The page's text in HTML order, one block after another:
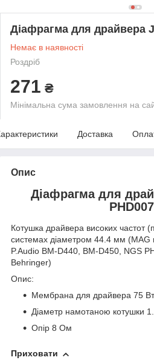
Діафрагма для драйвера
Немає в наявності
Роздріб
271 ₴
Мінімальна сума замовлення на
Доставка
Опис
Діафрагма для
Котушка драйвера високих частот
системах діаметром 44.4 мм (MAG
P.Audio BM-D440, BM-D450, NGS
Behringer)
Опис:
Мембрана для драйвера 75 Вт
Діаметр намотаною котушки
Опір 8 Ом
Приховати